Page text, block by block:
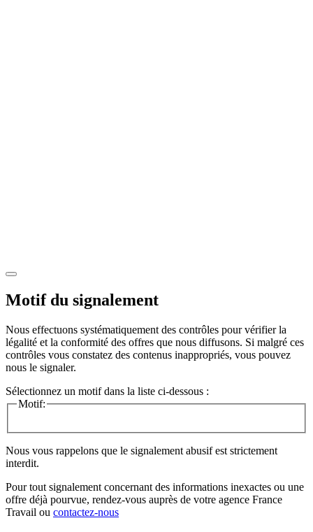
Motif du signalement
Nous effectuons systématiquement des contrôles pour vérifier la
légalité et la conformité des offres que nous diffusons. Si malgré ces
contrôles vous constatez des contenus inappropriés, vous pouvez
nous le signaler.
Sélectionnez un motif dans la liste ci-dessous :
Motif:
Nous vous rappelons que le signalement abusif est strictement
interdit.
Pour tout signalement concernant des informations inexactes ou une
offre déjà pourvue, rendez-vous auprès de votre agence France
Travail ou contactez-nous